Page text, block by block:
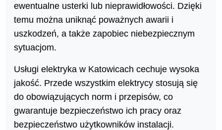
ewentualne usterki lub nieprawidłowości. Dzięki
temu można uniknąć poważnych awarii i
uszkodzeń, a także zapobiec niebezpiecznym
sytuacjom.
Usługi elektryka w Katowicach cechuje wysoka
jakość. Przede wszystkim elektrycy stosują się
do obowiązujących norm i przepisów, co
gwarantuje bezpieczeństwo ich pracy oraz
bezpieczeństwo użytkowników instalacji.